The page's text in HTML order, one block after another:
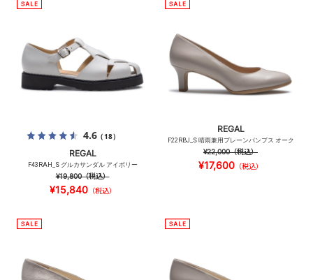
4.6（18）
REGAL
F43RAH_S グルカサンダル アイボリー
¥19,800（税込）
¥15,840（税込）
REGAL
F22RBJ_S 晴雨兼用プレーンパンプス オーク
¥22,000（税込）
¥17,600 （税込）